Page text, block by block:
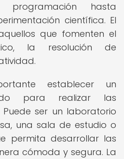
hasta
científica. El
que fomenten el
la resolución de
establecer un
para realizar las
Puede ser un laboratorio
una sala de estudio o
permita desarrollar las
cómoda y segura. La